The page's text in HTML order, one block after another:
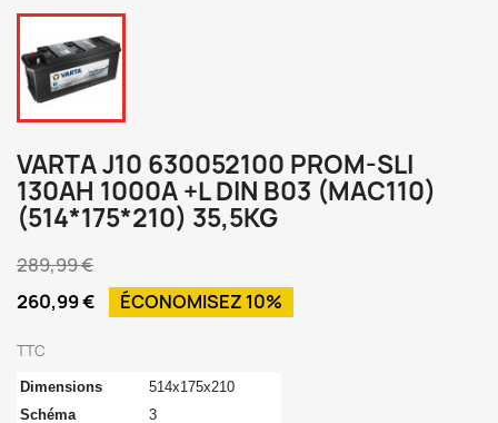
VARTA J10 630052100 PROM-SLI
130AH 1000A +L DIN B03 (MAC110)
(514*175*210) 35,5KG
289,99 €
260,99 €
ÉCONOMISEZ 10%
TTC
Dimensions
514x175x210
Schéma
3